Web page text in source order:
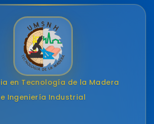
en Tecnología de la Madera
e Ingeniería Industrial